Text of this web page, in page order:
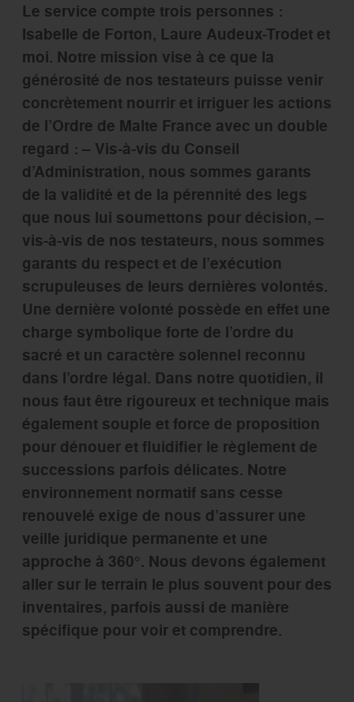
Le service compte trois personnes :
Isabelle de Forton, Laure Audeux-Trodet et
moi. Notre mission vise à ce que la
générosité de nos testateurs puisse venir
concrètement nourrir et irriguer les actions
de l’Ordre de Malte France avec un double
regard : – Vis-à-vis du Conseil
d’Administration, nous sommes garants
de la validité et de la pérennité des legs
que nous lui soumettons pour décision, –
vis-à-vis de nos testateurs, nous sommes
garants du respect et de l’exécution
scrupuleuses de leurs dernières volontés.
Une dernière volonté possède en effet une
charge symbolique forte de l’ordre du
sacré et un caractère solennel reconnu
dans l’ordre légal. Dans notre quotidien, il
nous faut être rigoureux et technique mais
également souple et force de proposition
pour dénouer et fluidifier le règlement de
successions parfois délicates. Notre
environnement normatif sans cesse
renouvelé exige de nous d’assurer une
veille juridique permanente et une
approche à 360°. Nous devons également
aller sur le terrain le plus souvent pour des
inventaires, parfois aussi de manière
spécifique pour voir et comprendre.